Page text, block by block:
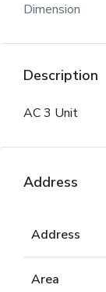
Dimension
Description
AC 3 Unit
Address
Address
Area